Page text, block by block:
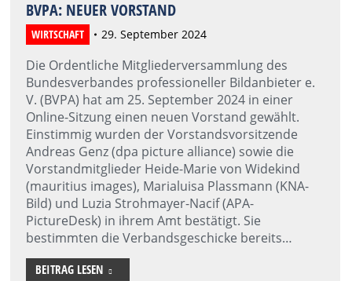
BVPA: NEUER VORSTAND
WIRTSCHAFT 29. September 2024
Die Ordentliche Mitgliederversammlung des
Bundesverbandes professioneller Bildanbieter e.
V. (BVPA) hat am 25. September 2024 in einer
Online-Sitzung einen neuen Vorstand gewählt.
Einstimmig wurden der Vorstandsvorsitzende
Andreas Genz (dpa picture alliance) sowie die
Vorstandmitglieder Heide-Marie von Widekind
(mauritius images), Marialuisa Plassmann (KNA-
Bild) und Luzia Strohmayer-Nacif (APA-
PictureDesk) in ihrem Amt bestätigt. Sie
bestimmten die Verbandsgeschicke bereits…
BEITRAG LESEN